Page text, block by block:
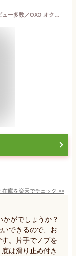
【レビュー投稿で特典付】＼楽天1位！高レビュー多数／OXO オクソー クリアサラダスピナー小 野菜水切り 水切りかご コンパクト サラダ水切り 野菜水切り器 小 丸型 便利グッズ 小さめ 食洗器可 食洗器 食洗機対応 かわいい サラダドライヤー 11230500 【国内正規品】【RCP】
在庫を楽天でチェック >>
かがでしょうか？
できるので、お
。片手でノブを
は滑り止め付き